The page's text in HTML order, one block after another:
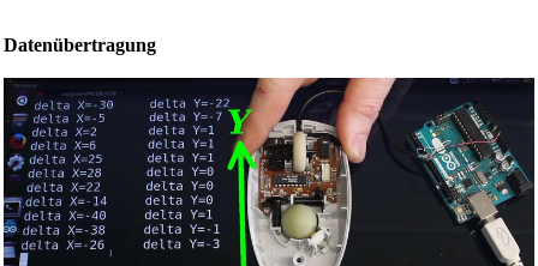
Datenübertragung